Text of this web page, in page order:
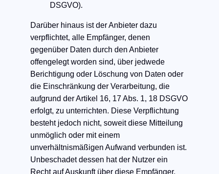
DSGVO).
Darüber hinaus ist der Anbieter dazu
verpflichtet, alle Empfänger, denen
gegenüber Daten durch den Anbieter
offengelegt worden sind, über jedwede
Berichtigung oder Löschung von Daten oder
die Einschränkung der Verarbeitung, die
aufgrund der Artikel 16, 17 Abs. 1, 18 DSGVO
erfolgt, zu unterrichten. Diese Verpflichtung
besteht jedoch nicht, soweit diese Mitteilung
unmöglich oder mit einem
unverhältnismäßigen Aufwand verbunden ist.
Unbeschadet dessen hat der Nutzer ein
Recht auf Auskunft über diese Empfänger.